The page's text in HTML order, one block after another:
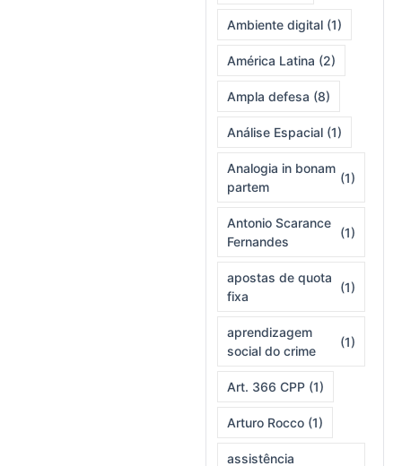
Ambiente digital (1)
América Latina (2)
Ampla defesa (8)
Análise Espacial (1)
Analogia in bonam
partem
(1)
Antonio Scarance
Fernandes
(1)
apostas de quota
fixa
(1)
aprendizagem
social do crime
(1)
Art. 366 CPP (1)
Arturo Rocco (1)
assistência